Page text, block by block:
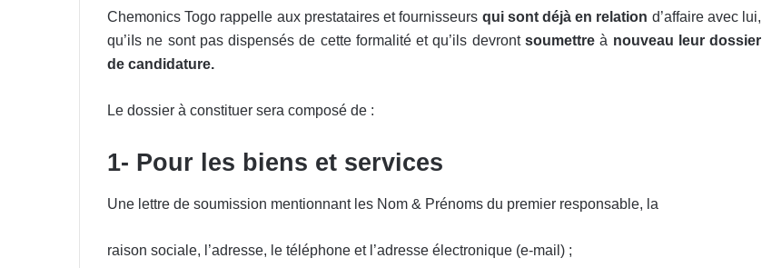
Chemonics Togo rappelle aux prestataires et fournisseurs qui sont déjà en relation d’affaire avec lui,
qu’iIs ne sont pas dispensés de cette formalité et qu’ils devront soumettreà nouveau leur dossier
de candidature.
Le dossier à constituer sera composé de :
1- Pour les biens et services
Une lettre de soumission mentionnant les Nom & Prénoms du premier responsable, la
raison sociale, l’adresse, le téléphone et l’adresse électronique (e-mail) ;